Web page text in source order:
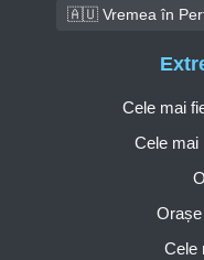
🇦🇺 Vremea în
Cele mai
Cele mai
Cele